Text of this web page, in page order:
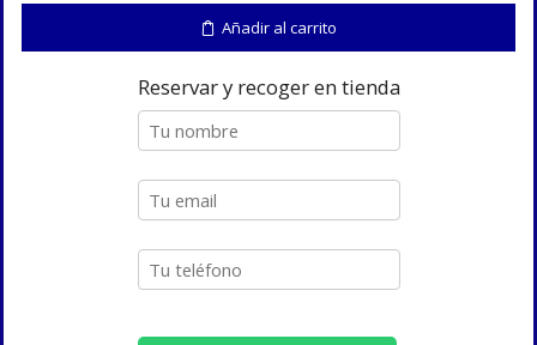
2
cantidad
Añadir al carrito
Reservar y recoger en tienda